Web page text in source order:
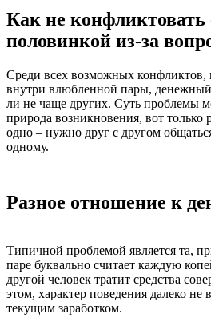
Как не конфликтовать
половинкой из-за
Среди всех возможных конфликтов,
внутри влюбленной пары, денежный
ли не чаще других. Суть проблемы
природа возникновения, вот только
одно – нужно друг с другом
одному.
Разное отношение к
Типичной проблемой является та,
паре буквально считает каждую
другой человек тратит средства
этом, характер поведения далеко не
текущим заработком.